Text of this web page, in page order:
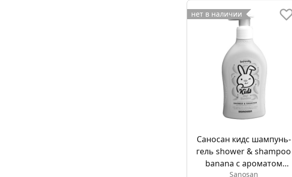
нет в наличии
Саносан кидс шампунь-
гель shower & shampoo
banana с ароматом
Sanosan